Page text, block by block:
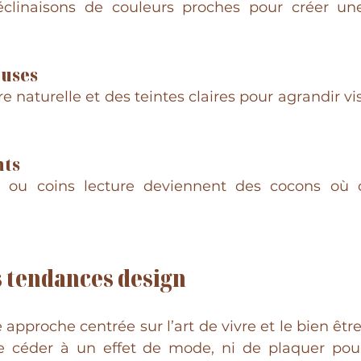
de couleurs proches pour créer
naturelle et des teintes claires pour agrandir
ou coins lecture deviennent des cocons où
tendances design
centrée sur l’art de vivre et le bien
céder à un effet de mode, ni de plaquer